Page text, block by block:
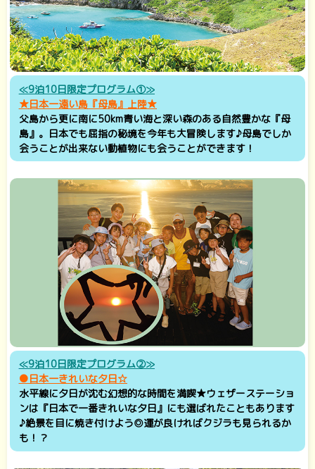
≪9泊10日限定プログラム①≫
★日本一遠い島『母島』上陸★
父島から更に南に50km青い海と深い森のある自然豊かな『母
島』。日本でも屈指の秘境を今年も大冒険します♪母島でしか
会うことが出来ない動植物にも会うことができます！
≪9泊10日限定プログラム②≫
●日本一きれいな夕日☆
水平線に夕日が沈む幻想的な時間を満喫★ウェザーステーショ
ンは『日本で一番きれいな夕日』にも選ばれたこともあります
♪絶景を目に焼き付けよう◎運が良ければクジラも見られるか
も！？